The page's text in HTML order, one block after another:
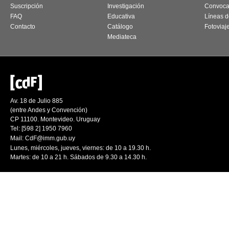
Suscripción
FAQ
Contacto
Investigación
Educativa
Catálogo
Mediateca
Líneas
Av. 18 de Julio 885
(entre Andes y Convención)
CP 11100. Montevideo. Uruguay
Tel: [598 2] 1950 7960
Mail: CdF@imm.gub.uy
Lunes, miércoles, jueves, viernes: de 10 a 19.30 h.
Martes: de 10 a 21 h. Sábados de 9.30 a 14.30 h.